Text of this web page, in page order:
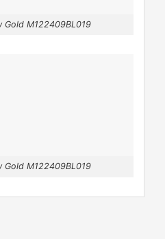
Gold M122409BL019
Gold M122409BL019